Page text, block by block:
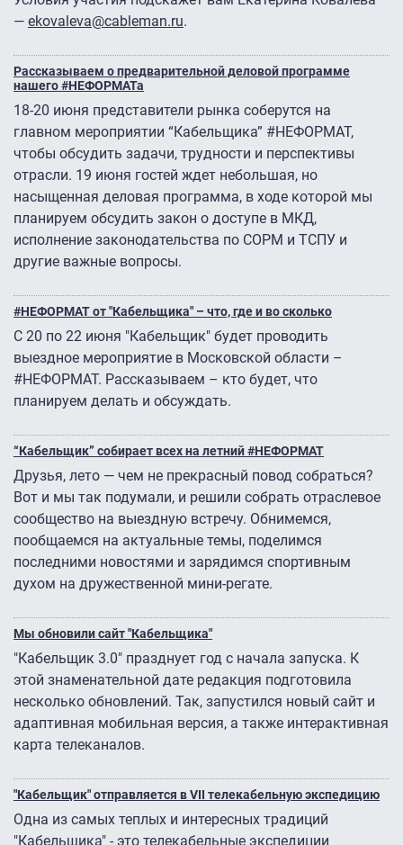
— ekovaleva@cableman.ru.
Рассказываем о предварительной деловой программе
нашего #НЕФОРМАТа
18-20 июня представители рынка соберутся на
главном мероприятии “Кабельщика” #НЕФОРМАТ,
чтобы обсудить задачи, трудности и перспективы
отрасли. 19 июня гостей ждет небольшая, но
насыщенная деловая программа, в ходе которой мы
планируем обсудить закон о доступе в МКД,
исполнение законодательства по СОРМ и ТСПУ и
другие важные вопросы.
#НЕФОРМАТ от "Кабельщика" – что, где и во сколько
С 20 по 22 июня "Кабельщик" будет проводить
выездное мероприятие в Московской области –
#НЕФОРМАТ. Рассказываем – кто будет, что
планируем делать и обсуждать.
“Кабельщик” собирает всех на летний #НЕФОРМАТ
Друзья, лето — чем не прекрасный повод собраться?
Вот и мы так подумали, и решили собрать отраслевое
сообщество на выездную встречу. Обнимемся,
пообщаемся на актуальные темы, поделимся
последними новостями и зарядимся спортивным
духом на дружественной мини-регате.
Мы обновили сайт "Кабельщика"
"Кабельщик 3.0" празднует год с начала запуска. К
этой знаменательной дате редакция подготовила
несколько обновлений. Так, запустился новый сайт и
адаптивная мобильная версия, а также интерактивная
карта телеканалов.
"Кабельщик" отправляется в VII телекабельную экспедицию
Одна из самых теплых и интересных традиций
"Кабельщика" - это телекабельные экспедиции